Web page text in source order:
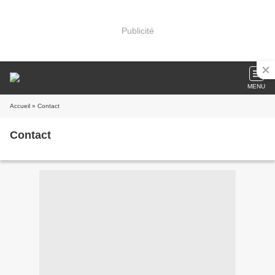
Publicité
MENU
Accueil » Contact
Contact